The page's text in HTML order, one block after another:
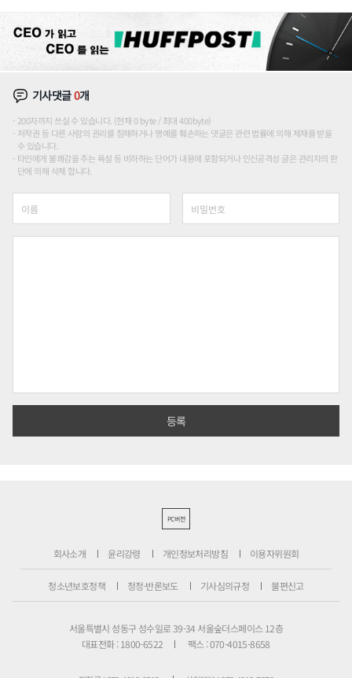
기사댓글0개
200자까지 쓰실 수 있습니다. (현재 0 byte / 최대 400byte)
저작권 등 다른 사람의 권리를 침해하거나 명예를 훼손하는 댓글은 관련 법률에 의해 제재를 받을
수 있습니다.
타인에게 불쾌감을 주는 욕설 등 비하하는 단어가 내용에 포함되거나 인신공격성 글은 관리자의 판
단에 의해 삭제 합니다.
PC버전
회사소개 윤리강령 개인정보처리방침 이용자위원회
청소년보호정책 정정·반론보도 기사심의규정 불편신고
서울특별시 성동구 성수일로 39-34 서울숲더스페이스 12층
대표전화 : 1800-6522
팩스 : 070-4015-8658